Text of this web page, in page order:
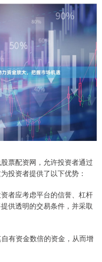
票配资网，允许投资者通过
投资者提供了以下优势：
者应考虑平台的信誉、杠杆
供透明的交易条件，并采取
有资金数倍的资金，从而增